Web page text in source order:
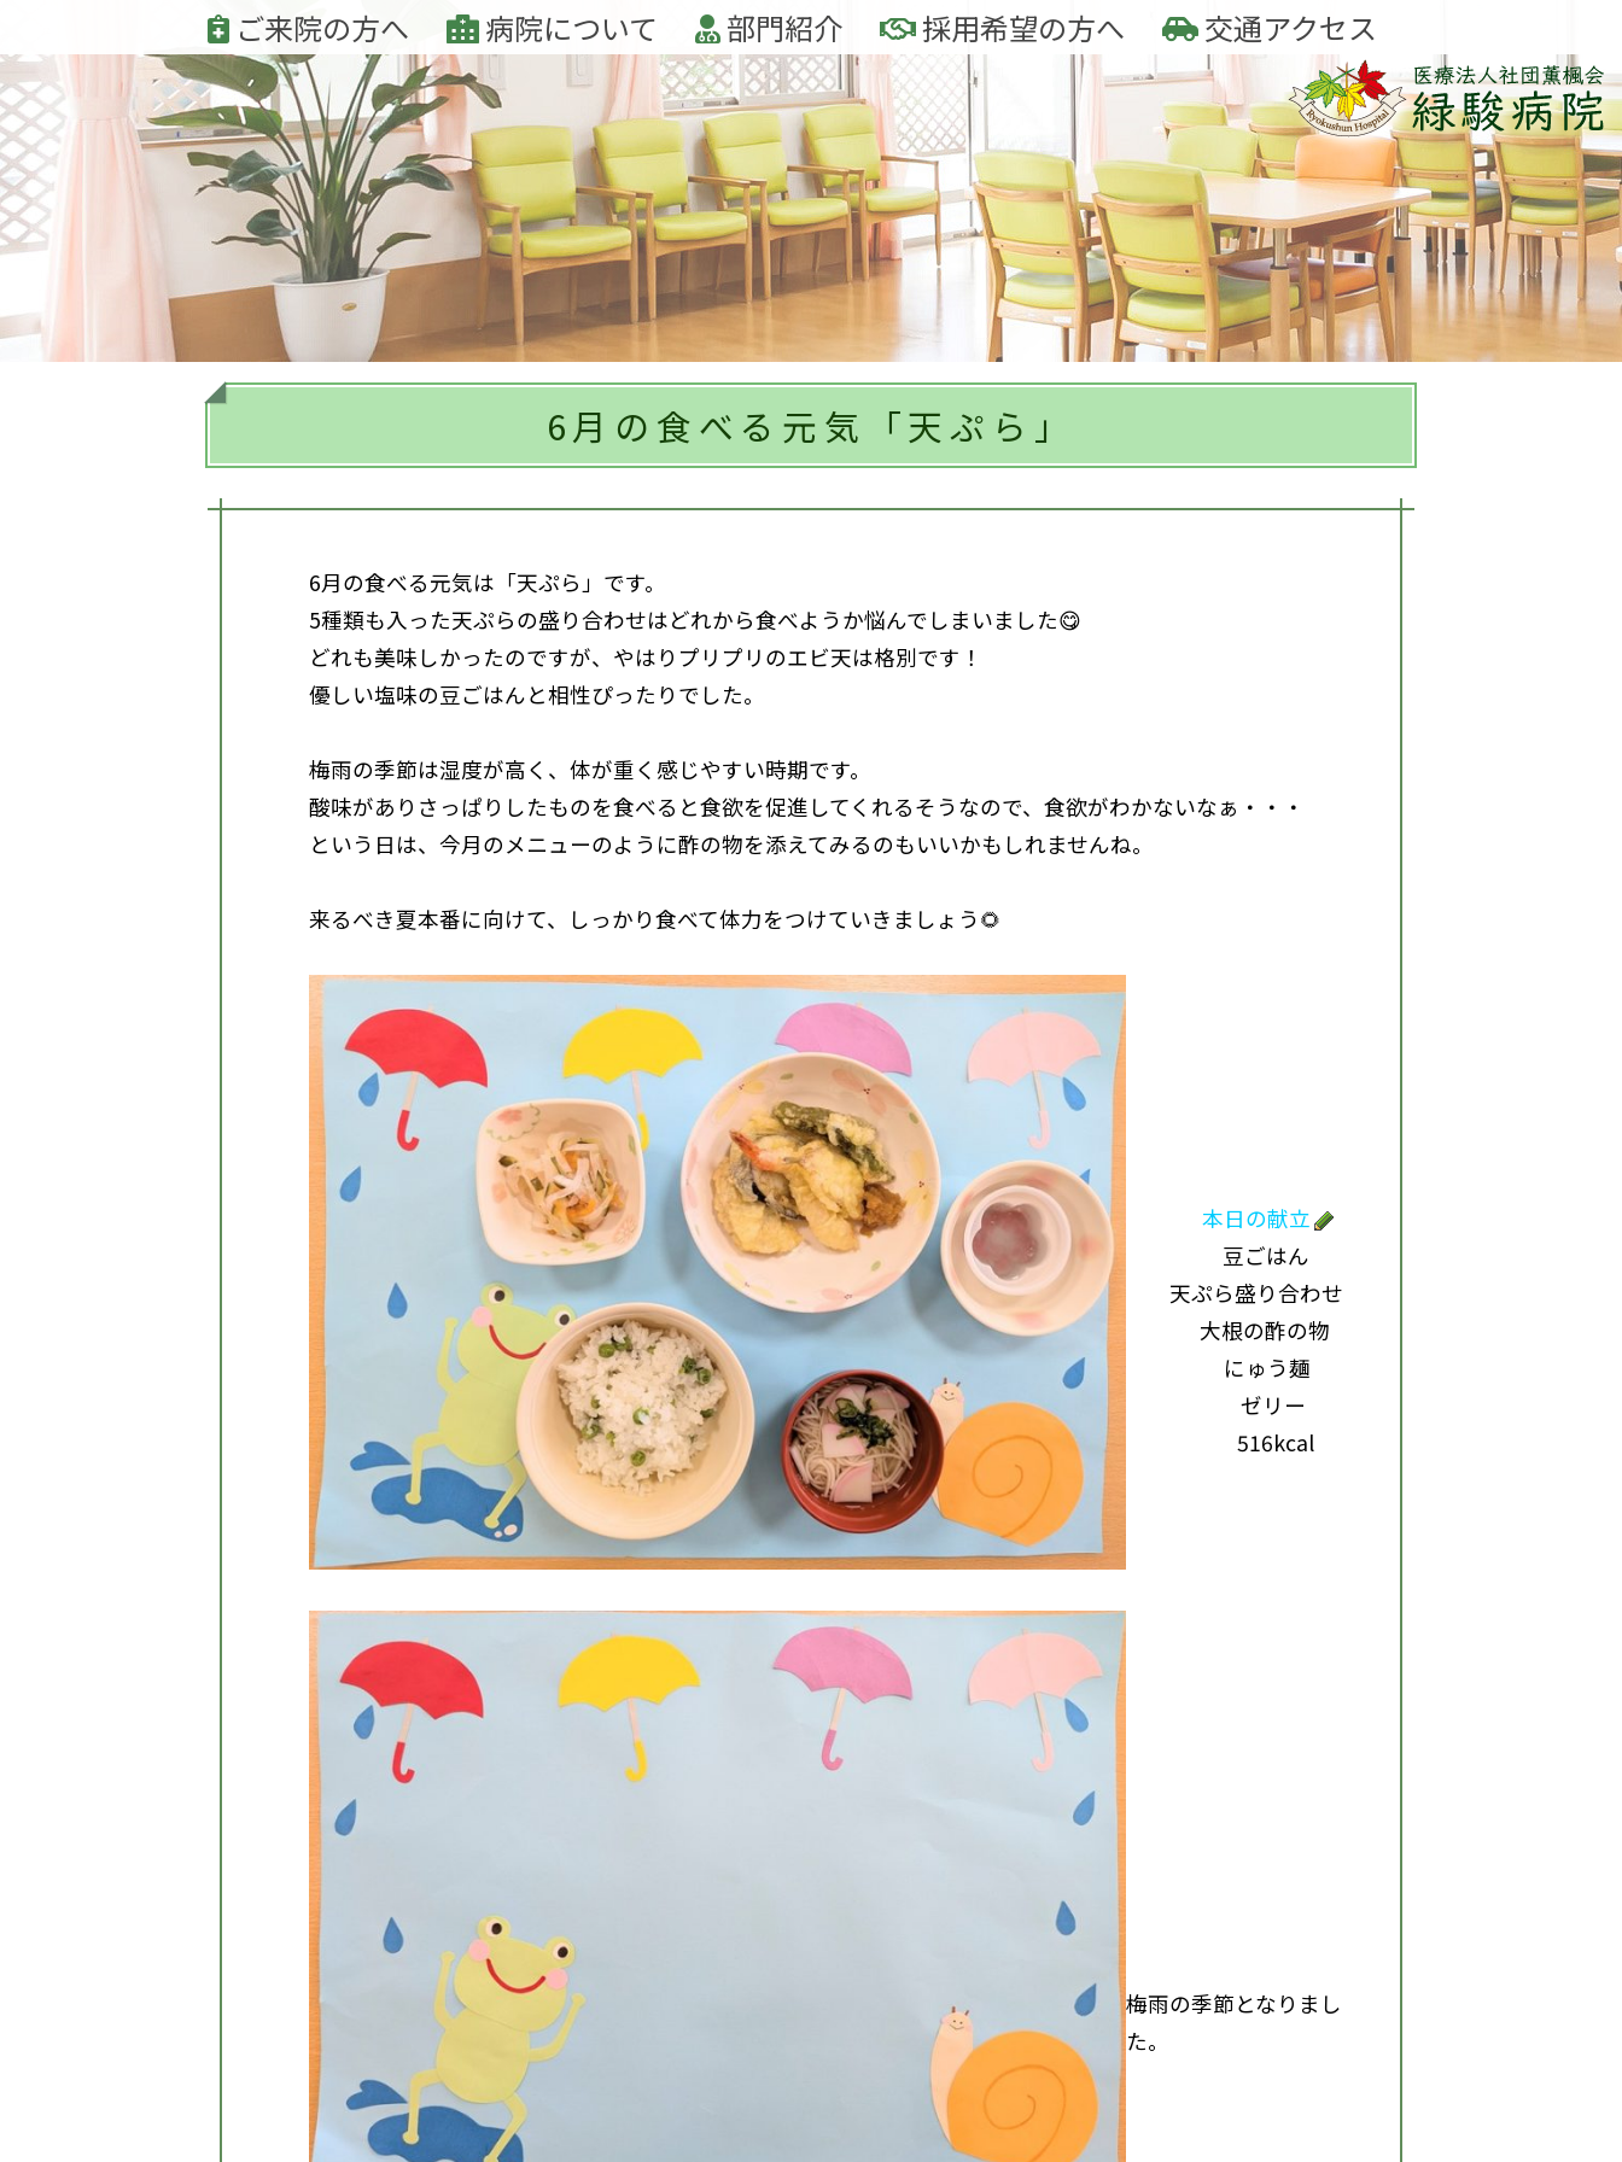
ご来院の方へ 病院について 部門紹介 採用希望の方へ 交通アクセス
6月の食べる元気「天ぷら」
6月の食べる元気は「天ぷら」です。
5種類も入った天ぷらの盛り合わせはどれから食べようか悩んでしまいました😋
どれも美味しかったのですが、やはりプリプリのエビ天は格別です！
優しい塩味の豆ごはんと相性ぴったりでした。
梅雨の季節は湿度が高く、体が重く感じやすい時期です。
酸味がありさっぱりしたものを食べると食欲を促進してくれるそうなので、食欲がわかないなぁ・・・
という日は、今月のメニューのように酢の物を添えてみるのもいいかもしれませんね。
来るべき夏本番に向けて、しっかり食べて体力をつけていきましょう🌻
本日の献立
豆ごはん
天ぷら盛り合わせ
大根の酢の物
にゅう麺
ゼリー
516kcal
梅雨の季節となりまし
た。